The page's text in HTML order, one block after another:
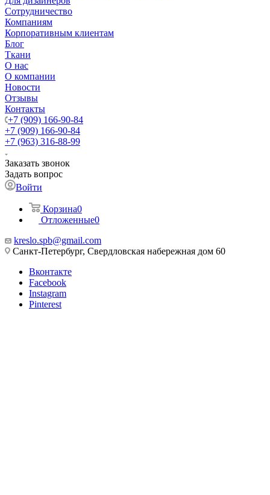
Сотрудничество
Компаниям
Корпоративным клиентам
Блог
Ткани
О нас
О компании
Новости
Отзывы
Контакты
+7 (909) 166-90-84
+7 (909) 166-90-84
+7 (963) 316-88-99
Заказать звонок
Задать вопрос
Войти
Корзина0
Отложенные0
kreslo.spb@gmail.com
Санкт-Петербург, Свердловская набережная дом 60
Вконтакте
Facebook
Instagram
Pinterest